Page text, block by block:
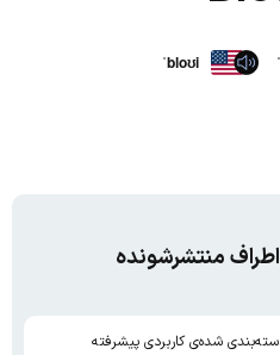
ˈbloʊi
منتشر‌شونده
شده‌ی کاربردی پیشرفته